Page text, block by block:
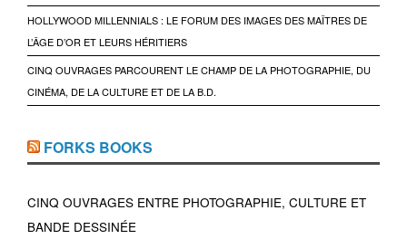
HOLLYWOOD MILLENNIALS : LE FORUM DES IMAGES DES MAÎTRES DE
L’ÂGE D’OR ET LEURS HÉRITIERS
CINQ OUVRAGES PARCOURENT LE CHAMP DE LA PHOTOGRAPHIE, DU
CINÉMA, DE LA CULTURE ET DE LA B.D.
FORKS BOOKS
CINQ OUVRAGES ENTRE PHOTOGRAPHIE, CULTURE ET
BANDE DESSINÉE